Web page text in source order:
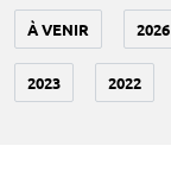
À VENIR 2026
2023 2022